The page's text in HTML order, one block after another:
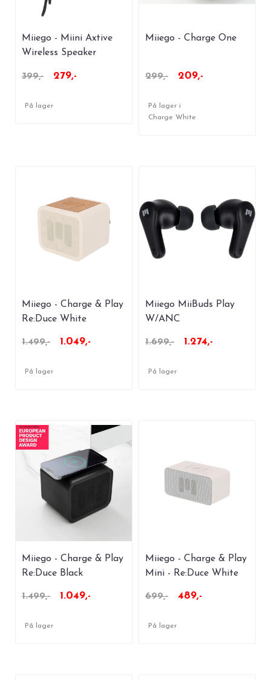
Miiego - Miini Axtive
Wireless Speaker
399,- 279,-
På lager
Miiego - Charge One
299,- 209,-
På lager i
Charge White
Miiego - Charge & Play
Re:Duce White
1.499,- 1.049,-
På lager
Miiego MiiBuds Play
W/ANC
1.699,- 1.274,-
På lager
Miiego - Charge & Play
Re:Duce Black
1.499,- 1.049,-
På lager
Miiego - Charge & Play
Mini - Re:Duce White
699,- 489,-
På lager